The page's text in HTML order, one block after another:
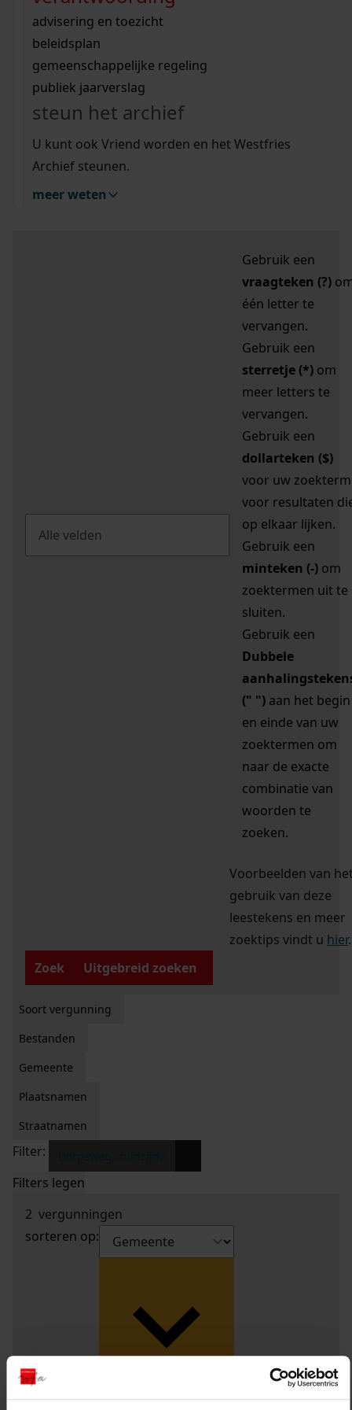
bouwvergunningen
omgevingsvergunningen
vergunningen
beeld en geluid
uitleg nodig?
Wij helpen u op weg met een aantal zoektips.
bekijk alle zoektips
Wij helpen u op weg met een aantal zoektips.
bekijk alle zoektips
bekijk ons geschiedenislokaal
advisering en toezicht
beleidsplan
gemeenschappelijke regeling
publiek jaarverslag
steun het archief
U kunt ook Vriend worden en het Westfries
Archief steunen.
meer weten
zoektips
Mijn Studiezaal (inloggen)
uw zoekopdracht te
Gebruik een
vraagteken (?)
één letter te
vervangen.
Gebruik een
sterretje (*) om
meer letters te
vervangen.
Gebruik een
dollarteken ($)
voor uw zoekterm
voor resultaten
op elkaar lijken.
Gebruik een
minteken (-) om
zoektermen uit te
sluiten.
Gebruik een
Dubbele
(" ") aan het begin
en einde van uw
zoektermen om
naar de exacte
combinatie van
woorden te
zoeken.
Voorbeelden van
gebruik van deze
leestekens en meer
zoektips vindt u hier.
Zoek
Uitgebreid zoeken
Soort vergunning
Bestanden
Gemeente
Plaatsnamen
Straatnamen
Filter:
Filters legen
2 vergunningen
sorteren op: